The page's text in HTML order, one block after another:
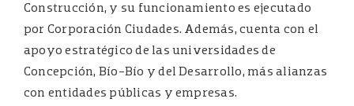
Construcción, y su funcionamiento es ejecutado
por Corporación Ciudades. Además, cuenta con el
apoyo estratégico de las universidades de
Concepción, Bío-Bío y del Desarrollo, más alianzas
con entidades públicas y empresas.